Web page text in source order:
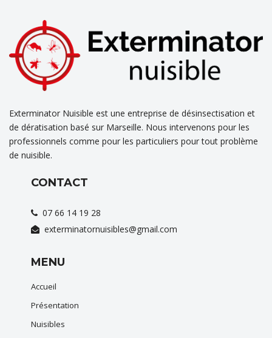
Exterminator Nuisible est une entreprise de désinsectisation et
de dératisation basé sur Marseille. Nous intervenons pour les
professionnels comme pour les particuliers pour tout problème
de nuisible.
CONTACT
07 66 14 19 28
exterminatornuisibles@gmail.com
MENU
Accueil
Présentation
Nuisibles